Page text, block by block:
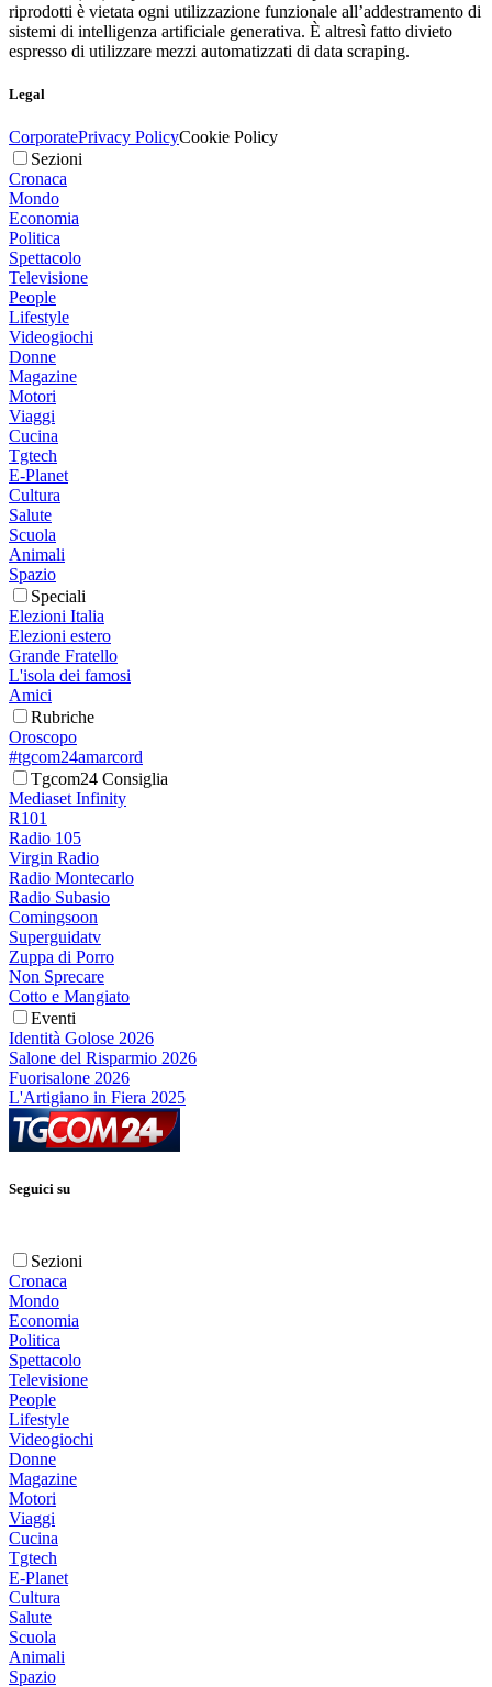
riprodotti è vietata ogni utilizzazione funzionale all’addestramento di
sistemi di intelligenza artificiale generativa. È altresì fatto divieto
espresso di utilizzare mezzi automatizzati di data scraping.
Legal
CorporatePrivacy PolicyCookie Policy
Sezioni
Cronaca
Mondo
Economia
Politica
Spettacolo
Televisione
People
Lifestyle
Videogiochi
Donne
Magazine
Motori
Viaggi
Cucina
Tgtech
E-Planet
Cultura
Salute
Scuola
Animali
Spazio
Speciali
Elezioni Italia
Elezioni estero
Grande Fratello
L'isola dei famosi
Amici
Rubriche
Oroscopo
#tgcom24amarcord
Tgcom24 Consiglia
Mediaset Infinity
R101
Radio 105
Virgin Radio
Radio Montecarlo
Radio Subasio
Comingsoon
Superguidatv
Zuppa di Porro
Non Sprecare
Cotto e Mangiato
Eventi
Identità Golose 2026
Salone del Risparmio 2026
Fuorisalone 2026
L'Artigiano in Fiera 2025
Seguici su
Sezioni
Cronaca
Mondo
Economia
Politica
Spettacolo
Televisione
People
Lifestyle
Videogiochi
Donne
Magazine
Motori
Viaggi
Cucina
Tgtech
E-Planet
Cultura
Salute
Scuola
Animali
Spazio